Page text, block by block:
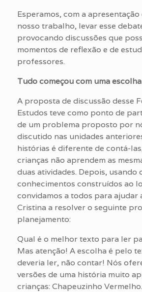
Esperamos, com a
nosso trabalho, levar esse
provocando discussões que
momentos de reflexão e de
professores.
Tudo começou com uma escolha
A proposta de discussão desse
Estudos teve como ponto de
de um problema proposto por
discutido nas unidades
histórias é diferente de contá-
crianças não aprendem as
duas atividades. Depois, usando
conhecimentos construídos ao
convidamos a todos para ajudar
Cristina a resolver o seguinte
planejamento:
Qual é o melhor texto para ler
Mas atenção! A escolha é pelo
deveria ler, não contar! Nós
versões de uma história muito
crianças: Chapeuzinho Vermelho.